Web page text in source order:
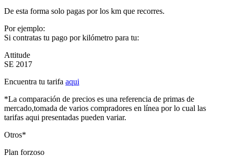
De esta forma solo pagas por los km que recorres.
Por ejemplo:
Si contratas tu pago por kilómetro para tu:
Attitude
SE 2017
Encuentra tu tarifa aqui
*La comparación de precios es una referencia de primas de
mercado,tomada de varios compradores en línea por lo cual las
tarifas aqui presentadas pueden variar.
Otros*
Plan forzoso